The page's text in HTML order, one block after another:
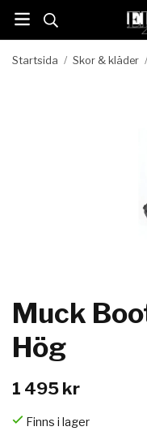
Startsida / Skor & kläder /
Muck
Hög
1 495 kr
Finns i lager